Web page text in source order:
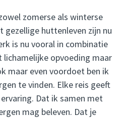
zomerse als winterse
huttenleven zijn nu
is nu vooral in combinatie
lichamelijke opvoeding maar
maar even voordoet ben ik
te vinden. Elke reis geeft
Dat ik samen met
mag beleven. Dat je